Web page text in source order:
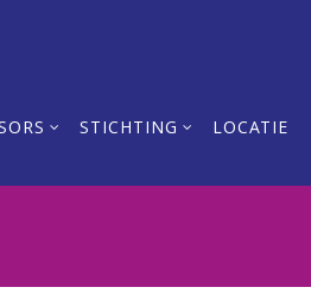
STICHTING LOCATIE